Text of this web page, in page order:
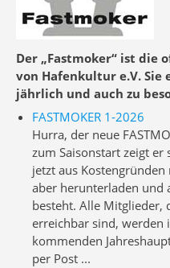
Der „Fastmoker“ ist die
von Hafenkultur e.V. Sie
jährlich und auch zu
FASTMOKER 1-2026
Hurra, der neue
zum Saisonstart zeigt er
jetzt aus
aber herunterladen und
besteht. Alle Mitglieder,
erreichbar sind, werden
kommenden
per Post ...